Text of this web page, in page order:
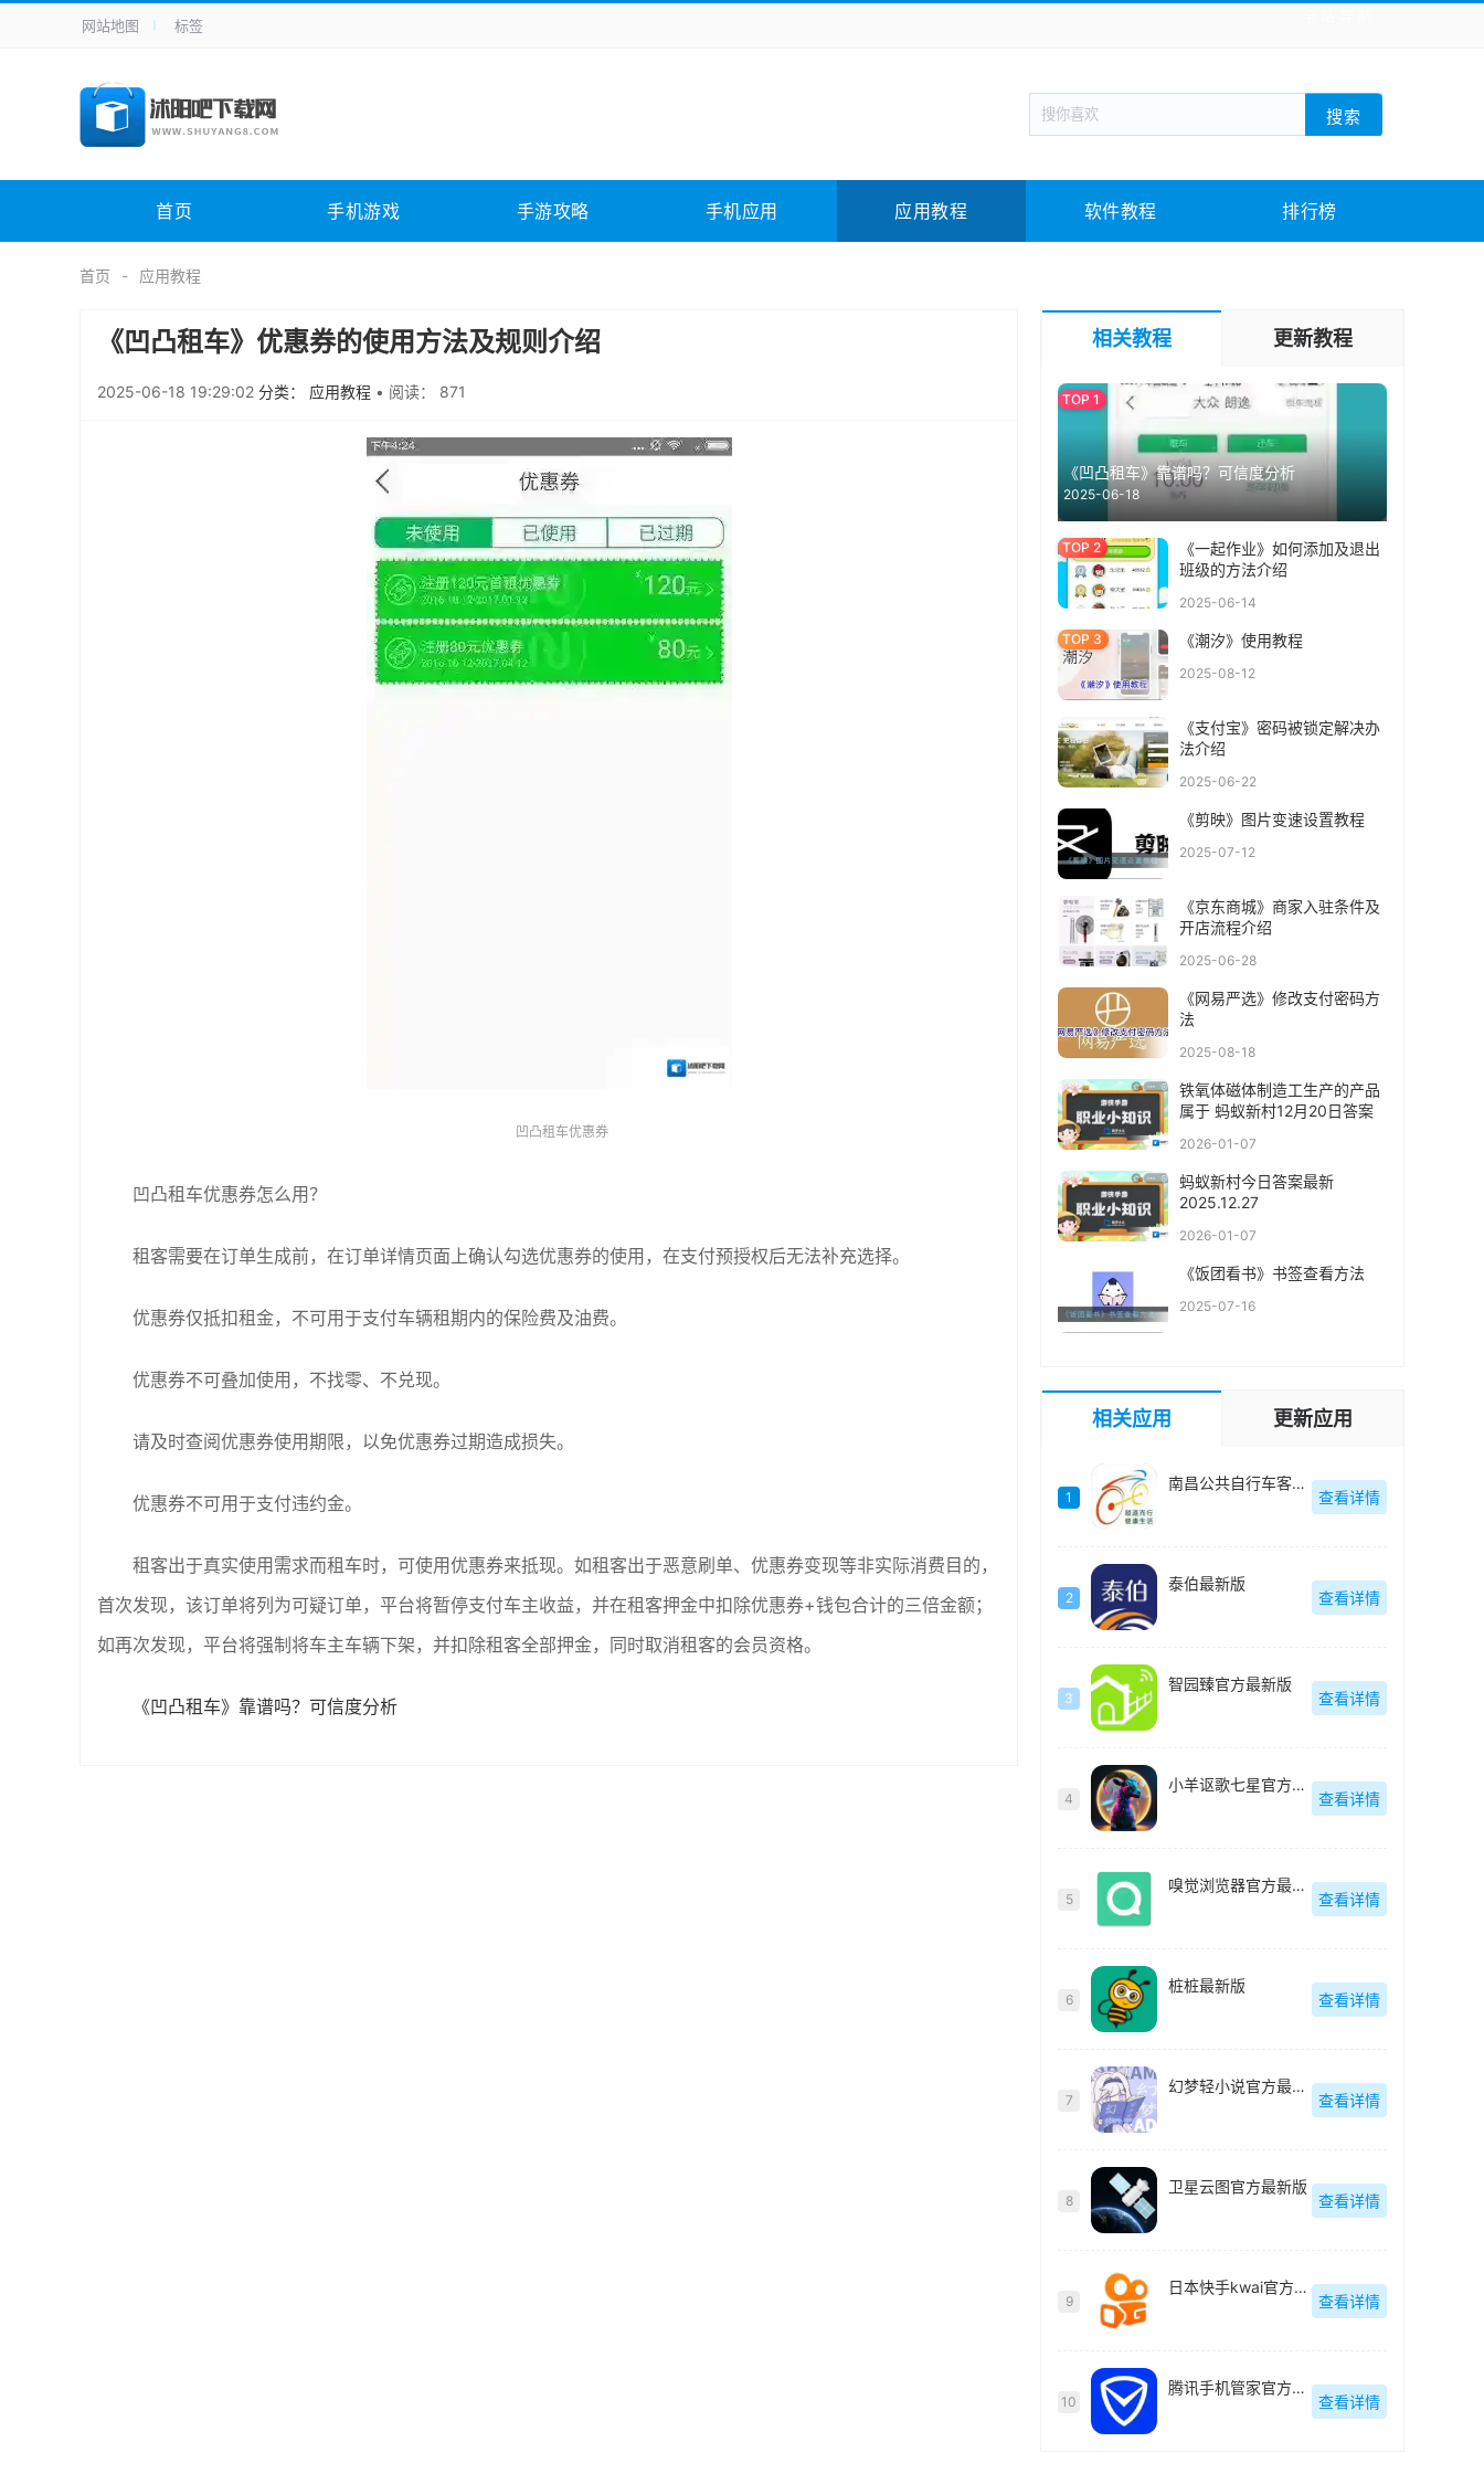
手机应用 新闻阅读 旅游出行 生活实用
手机游戏 H5游戏 回合网游 战棋游戏 枪战射击
电脑软件 其它类别 图形软件 安全相关 应用软件 影音软件 插件下载 教育教学 游戏娱乐 系统软件 素材下载
未分类 综合其它
网站地图 标签
搜索
首页 手机游戏 手游攻略 手机应用 应用教程 软件教程 排行榜
首页 应用教程
《凹凸租车》优惠券的使用方法及规则介绍
2025-06-18 19:29:02 分类： 应用教程 • 阅读： 871
凹凸租车优惠券
凹凸租车优惠券怎么用？
租客需要在订单生成前，在订单详情页面上确认勾选优惠券的使用，在支付预授权后无法补充选择。
优惠券仅抵扣租金，不可用于支付车辆租期内的保险费及油费。
优惠券不可叠加使用，不找零、不兑现。
请及时查阅优惠券使用期限，以免优惠券过期造成损失。
优惠券不可用于支付违约金。
租客出于真实使用需求而租车时，可使用优惠券来抵现。如租客出于恶意刷单、优惠券变现等非实际消费目的，
首次发现，该订单将列为可疑订单，平台将暂停支付车主收益，并在租客押金中扣除优惠券+钱包合计的三倍金额；
如再次发现，平台将强制将车主车辆下架，并扣除租客全部押金，同时取消租客的会员资格。
《凹凸租车》靠谱吗？可信度分析
相关教程 更新教程
《凹凸租车》靠谱吗？可信度分析
2025-06-18
《一起作业》如何添加及退出
班级的方法介绍
2025-06-14
《潮汐》使用教程
2025-08-12
《支付宝》密码被锁定解决办
法介绍
2025-06-22
《剪映》图片变速设置教程
2025-07-12
《京东商城》商家入驻条件及
开店流程介绍
2025-06-28
《网易严选》修改支付密码方
法
2025-08-18
铁氧体磁体制造工生产的产品
属于 蚂蚁新村12月20日答案
2026-01-07
蚂蚁新村今日答案最新
2025.12.27
2026-01-07
《饭团看书》书签查看方法
2025-07-16
相关应用 更新应用
1
南昌公共自行车客户端(洪城乐骑行)最新版
查看详情
2
泰伯最新版
查看详情
3
智园臻官方最新版
查看详情
4
小羊讴歌七星官方最新版
查看详情
5
嗅觉浏览器官方最新版
查看详情
6
桩桩最新版
查看详情
7
幻梦轻小说官方最新版
查看详情
8
卫星云图官方最新版
查看详情
9
日本快手kwai官方最新版
查看详情
10
腾讯手机管家官方最新版
查看详情